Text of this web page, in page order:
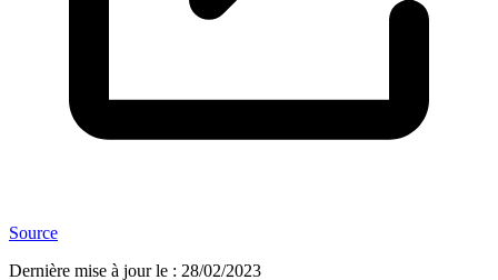
Source
Dernière mise à jour le : 28/02/2023